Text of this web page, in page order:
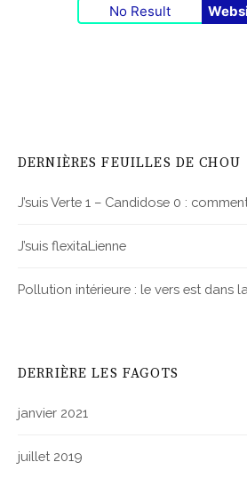
No Result
DERNIÈRES FEUILLES DE CHOU
J’suis Verte 1 – Candidose 0 :
J’suis flexitaLienne
Pollution intérieure : le vers est dans
DERRIÈRE LES FAGOTS
janvier 2021
juillet 2019